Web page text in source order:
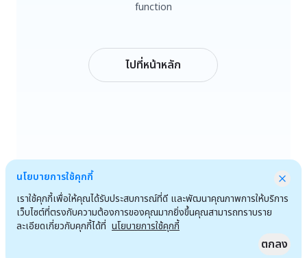
function
ไปที่หน้าหลัก
นโยบายการใช้คุกกี้
เราใช้คุกกี้เพื่อให้คุณได้รับประสบการณ์ที่ดี และพัฒนาคุณภาพการให้บริการ
เว็บไซต์ที่ตรงกับความต้องการของคุณมากยิ่งขึ้นคุณสามารถทราบราย
ละเอียดเกี่ยวกับคุกกี้ได้ที่ นโยบายการใช้คุกกี้
ตกลง